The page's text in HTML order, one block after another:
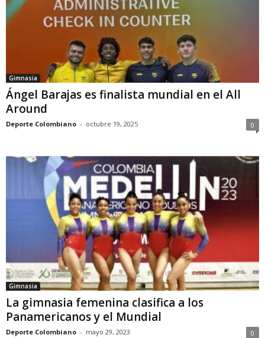
Gimnasia
Ángel Barajas es finalista mundial en el All
Around
Deporte Colombiano - octubre 19, 2025 0
Gimnasia
La gimnasia femenina clasifica a los
Panamericanos y el Mundial
Deporte Colombiano - mayo 29, 2023 0